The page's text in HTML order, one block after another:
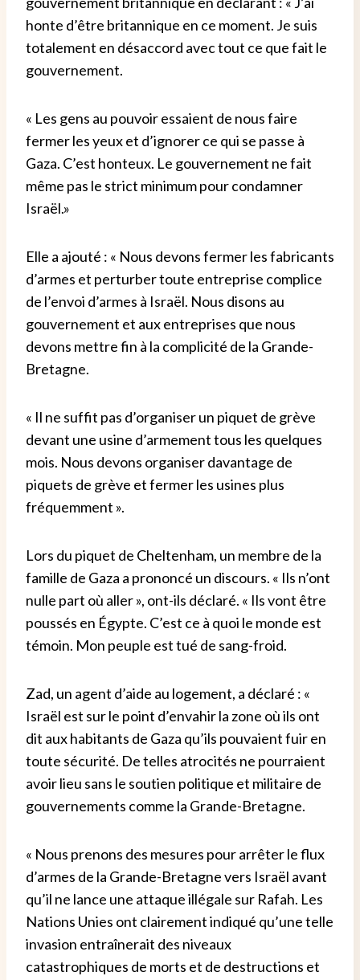
honte d’être britannique en ce moment. Je suis
totalement en désaccord avec tout ce que fait le
gouvernement.
« Les gens au pouvoir essaient de nous faire
fermer les yeux et d’ignorer ce qui se passe à
Gaza. C’est honteux. Le gouvernement ne fait
même pas le strict minimum pour condamner
Israël.»
Elle a ajouté : « Nous devons fermer les fabricants
d’armes et perturber toute entreprise complice
de l’envoi d’armes à Israël. Nous disons au
gouvernement et aux entreprises que nous
devons mettre fin à la complicité de la Grande-
Bretagne.
« Il ne suffit pas d’organiser un piquet de grève
devant une usine d’armement tous les quelques
mois. Nous devons organiser davantage de
piquets de grève et fermer les usines plus
fréquemment ».
Lors du piquet de Cheltenham, un membre de la
famille de Gaza a prononcé un discours. « Ils n’ont
nulle part où aller », ont-ils déclaré. « Ils vont être
poussés en Égypte. C’est ce à quoi le monde est
témoin. Mon peuple est tué de sang-froid.
Zad, un agent d’aide au logement, a déclaré : «
Israël est sur le point d’envahir la zone où ils ont
dit aux habitants de Gaza qu’ils pouvaient fuir en
toute sécurité. De telles atrocités ne pourraient
avoir lieu sans le soutien politique et militaire de
gouvernements comme la Grande-Bretagne.
« Nous prenons des mesures pour arrêter le flux
d’armes de la Grande-Bretagne vers Israël avant
qu’il ne lance une attaque illégale sur Rafah. Les
Nations Unies ont clairement indiqué qu’une telle
invasion entraînerait des niveaux
catastrophiques de morts et de destructions et